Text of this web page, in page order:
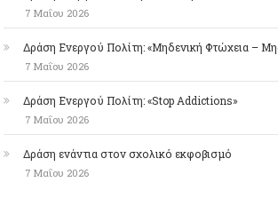
7 Μαΐου 2026
Δράση Ενεργού Πολίτη: «Μηδενική Φτώχεια –
7 Μαΐου 2026
Δράση Ενεργού Πολίτη: «Stop Addictions»
7 Μαΐου 2026
Δράση ενάντια στον σχολικό εκφοβισμό
7 Μαΐου 2026